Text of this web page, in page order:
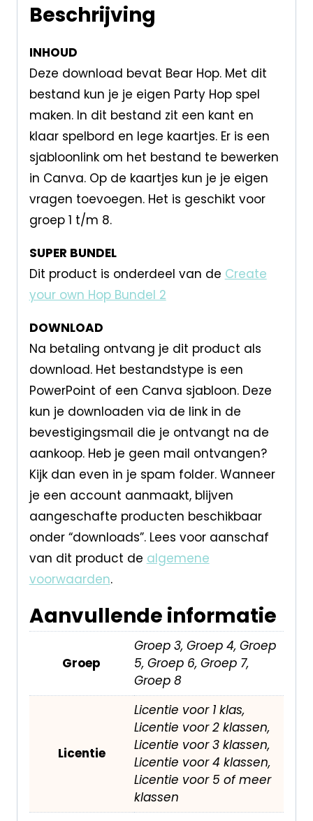
Beschrijving
INHOUD
Deze download bevat Bear Hop. Met dit
bestand kun je je eigen Party Hop spel
maken. In dit bestand zit een kant en
klaar spelbord en lege kaartjes. Er is een
sjabloonlink om het bestand te bewerken
in Canva. Op de kaartjes kun je je eigen
vragen toevoegen. Het is geschikt voor
groep 1 t/m 8.
SUPER BUNDEL
Dit product is onderdeel van de Create
your own Hop Bundel 2
DOWNLOAD
Na betaling ontvang je dit product als
download. Het bestandstype is een
PowerPoint of een Canva sjabloon. Deze
kun je downloaden via de link in de
bevestigingsmail die je ontvangt na de
aankoop. Heb je geen mail ontvangen?
Kijk dan even in je spam folder. Wanneer
je een account aanmaakt, blijven
aangeschafte producten beschikbaar
onder “downloads”. Lees voor aanschaf
van dit product de algemene
voorwaarden.
Aanvullende informatie
Groep
Groep 3, Groep 4, Groep
5, Groep 6, Groep 7,
Groep 8
Licentie
Licentie voor 1 klas,
Licentie voor 2 klassen,
Licentie voor 3 klassen,
Licentie voor 4 klassen,
Licentie voor 5 of meer
klassen